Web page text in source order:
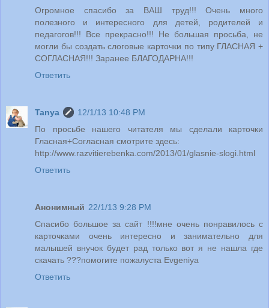
Огромное спасибо за ВАШ труд!!! Очень много
полезного и интересного для детей, родителей и
педагогов!!! Все прекрасно!!! Не большая просьба, не
могли бы создать слоговые карточки по типу ГЛАСНАЯ +
СОГЛАСНАЯ!!! Заранее БЛАГОДАРНА!!!
Ответить
Tanya
12/1/13 10:48 PM
По просьбе нашего читателя мы сделали карточки
Гласная+Согласная смотрите здесь:
http://www.razvitierebenka.com/2013/01/glasnie-slogi.html
Ответить
Анонимный 22/1/13 9:28 PM
Спасибо большое за сайт !!!!мне очень понравилось с
карточками очень интересно и занимательно для
малышей внучок будет рад только вот я не нашла где
скачать ???помогите пожалуста Evgeniya
Ответить